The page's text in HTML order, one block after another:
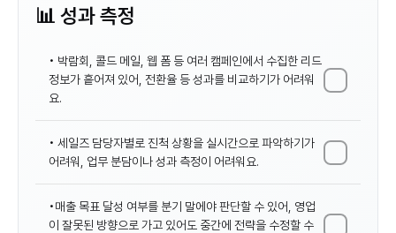
📊 성과 측정
• 박람회, 콜드 메일, 웹 폼 등 여러 캠페인에서 수집한 리드
정보가 흩어져 있어, 전환율 등 성과를 비교하기가 어려워
요.
• 세일즈 담당자별로 진척 상황을 실시간으로 파악하기가
어려워, 업무 분담이나 성과 측정이 어려워요.
•매출 목표 달성 여부를 분기 말에야 판단할 수 있어, 영업
이 잘못된 방향으로 가고 있어도 중간에 전략을 수정할 수